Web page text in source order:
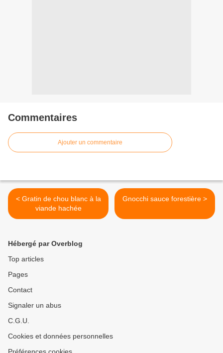
Commentaires
Ajouter un commentaire
< Gratin de chou blanc à la
viande hachée
Gnocchi sauce forestière >
Hébergé par Overblog
Top articles
Pages
Contact
Signaler un abus
C.G.U.
Cookies et données personnelles